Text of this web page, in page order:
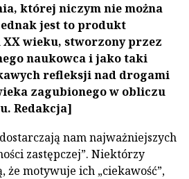
której niczym nie można
jest to produkt
wieku, stworzony przez
naukowca i jako taki
refleksji nad drogami
zagubionego w obliczu
Redakcja]
nam najważniejszych
zastępczej”. Niektórzy
że motywuje ich „ciekawość”,